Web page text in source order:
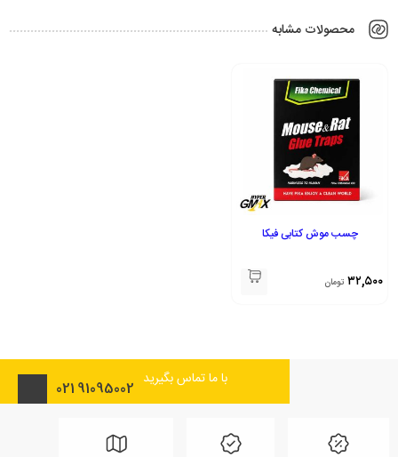
محصولات مشابه
چسب موش کتابی فیکا
۳۲,۵۰۰ تومان
91095002
021 با ما تماس بگیرید